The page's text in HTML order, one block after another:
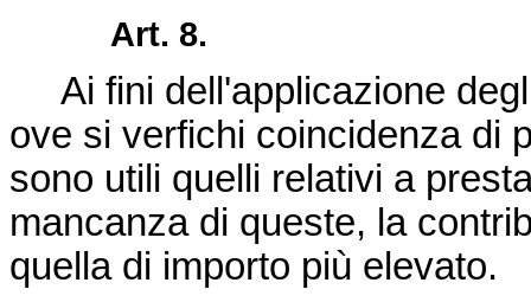
Art. 8.
Ai fini dell'applicazione
ove si verfichi coincidenza di
sono utili quelli relativi a
mancanza di queste, la
quella di importo più elevato.